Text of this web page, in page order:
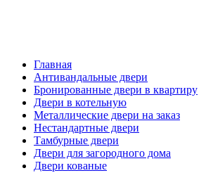
Главная
Антивандальные двери
Бронированные двери в квартиру
Двери в котельную
Металлические двери на заказ
Нестандартные двери
Тамбурные двери
Двери для загородного дома
Двери кованые